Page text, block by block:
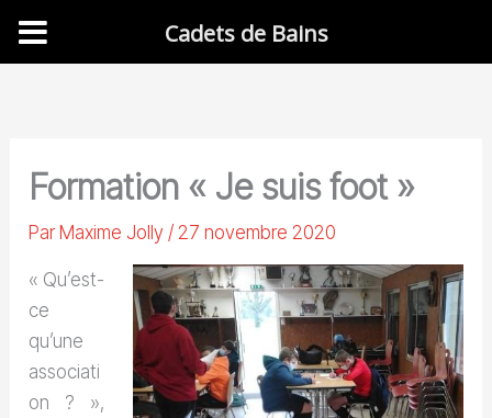
Formation « Je suis foot »
ParMaxime Jolly / 27 novembre 2020
« Qu’est-
ce
qu’une
associati
on ? »,
Cadets de Bains